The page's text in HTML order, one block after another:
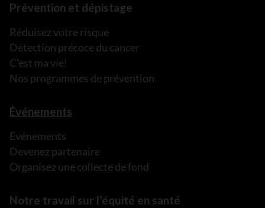
Prévention et dépistage
Réduisez votre risque
Détection précoce du cancer
C’est ma vie!
Nos programmes de prévention
Événements
Événements
Devenez partenaire
Organisez une collecte de fond
Notre travail sur l’équité en santé